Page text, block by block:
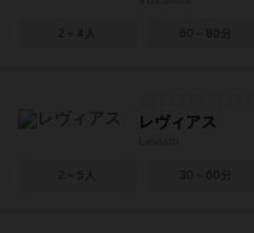
2～4人 60～80分
レヴィアス
2～5人 30～60分